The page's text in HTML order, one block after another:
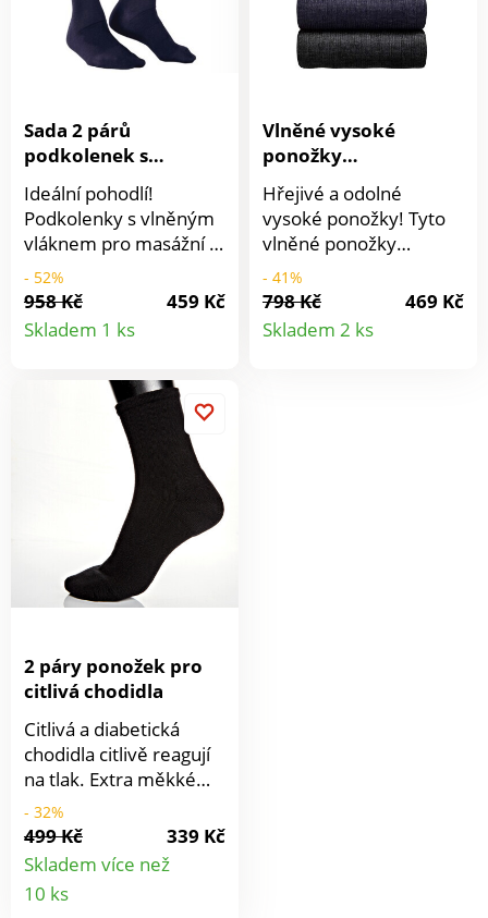
Sada 2 párů
podkolenek s
masážním efektem,
60 % vlna
Ideální pohodlí!
Podkolenky s vlněným
vláknem pro masážní a
reflexní efekt.
Podkolenky neškrtí a
volně drží na noze.
Mikromasážní efekt
nohám. Zesílená pata a
špička. Extra ploché,
tvarované chodidlo.
Sada 2 párů. Vyrobené
ve Francii. Perte na 30
- 52%
958 Kč
459 Kč
Skladem 1 ks
Detail
Vlněné vysoké
ponožky
Thermoperle, sada 2
párů
Hřejivé a odolné
vysoké ponožky! Tyto
vlněné ponožky
Thermoperle budete
nosit znovu a znovu,
jsou velmi odolné.
Nežmolkovatí a nesráží
- 41%
798 Kč
469 Kč
Skladem 2 ks
Detail
2 páry ponožek pro
citlivá chodidla
Citlivá a diabetická
chodidla citlivě reagují
na tlak. Extra měkké
froté těchto ponožek je
obzvláště šetrné k
patám a prstům.
Speciální šev pod prsty
na nohou. Příjemně
- 32%
499 Kč
339 Kč
Skladem více než
10 ks